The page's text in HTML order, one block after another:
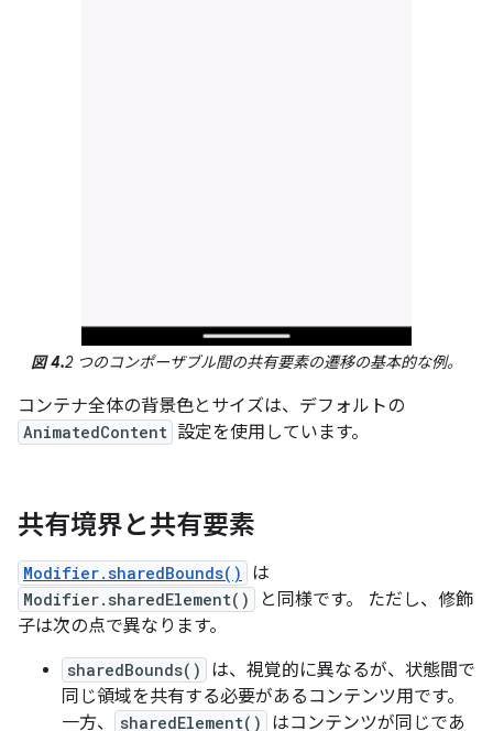
図 4.2 つのコンポーザブル間の共有要素の遷移の基本的な例。
コンテナ全体の背景色とサイズは、デフォルトの
AnimatedContent 設定を使用しています。
共有境界と共有要素
Modifier.sharedBounds() は
Modifier.sharedElement()
と同様です。 ただし、修飾
子は次の点で異なります。
sharedBounds()
は、視覚的に異なるが、状態間で
同じ領域を共有する必要があるコンテンツ用です。
一方、
sharedElement() はコンテンツが同じであ